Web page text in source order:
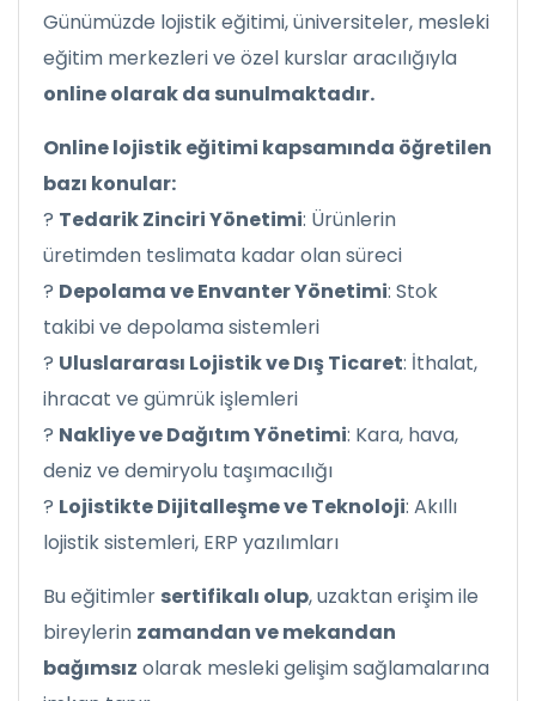
Günümüzde lojistik eğitimi, üniversiteler, mesleki
eğitim merkezleri ve özel kurslar aracılığıyla
online olarak da sunulmaktadır.
Online lojistik eğitimi kapsamında öğretilen
bazı konular:
? Tedarik Zinciri Yönetimi: Ürünlerin
üretimden teslimata kadar olan süreci
? Depolama ve Envanter Yönetimi: Stok
takibi ve depolama sistemleri
? Uluslararası Lojistik ve Dış Ticaret: İthalat,
ihracat ve gümrük işlemleri
? Nakliye ve Dağıtım Yönetimi: Kara, hava,
deniz ve demiryolu taşımacılığı
? Lojistikte Dijitalleşme ve Teknoloji: Akıllı
lojistik sistemleri, ERP yazılımları
Bu eğitimler sertifikalı olup, uzaktan erişim ile
bireylerin zamandan ve mekandan
bağımsız olarak mesleki gelişim sağlamalarına